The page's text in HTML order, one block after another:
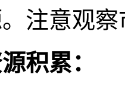
注意观
积累：